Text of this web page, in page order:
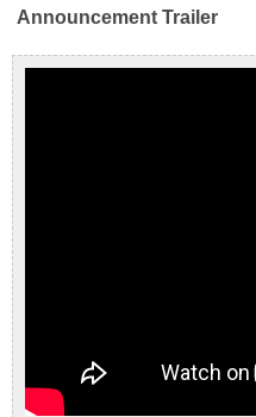
Announcement Trailer